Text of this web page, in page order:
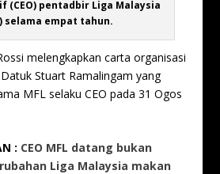
(CEO) pentadbir Liga Malaysia
selama empat tahun.
melengkapkan carta organisasi
Stuart Ramalingam yang
MFL selaku CEO pada 31 Ogos
: CEO MFL datang bukan
Liga Malaysia makan